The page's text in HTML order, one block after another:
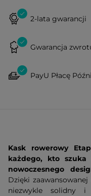
2-lata gwarancji
Gwarancja
PayU Płacę
Kask rowerowy
każdego, kto
nowoczesnego
Dzięki
niezwykle solidny i